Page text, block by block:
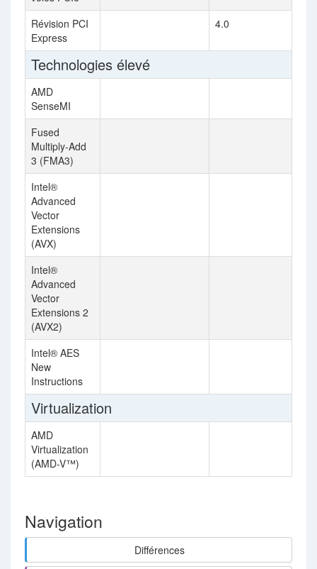
Révision PCI
Express
4.0
Technologies élevé
AMD
SenseMI
Fused
Multiply-Add
3 (FMA3)
Intel®
Advanced
Vector
Extensions
(AVX)
Intel®
Advanced
Vector
Extensions 2
(AVX2)
Intel® AES
New
Instructions
Virtualization
AMD
Virtualization
(AMD-V™)
Navigation
Différences